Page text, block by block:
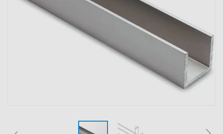
ons voorop, want we geloven dat een
goede relatie met onze klanten het